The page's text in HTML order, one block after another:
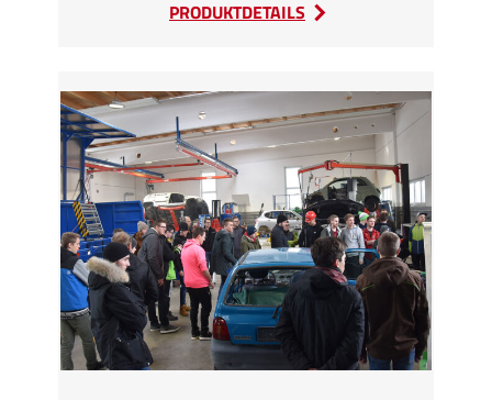
PRODUKTDETAILS
:
Liebherr
LH26
mit
Powerhand
VRS